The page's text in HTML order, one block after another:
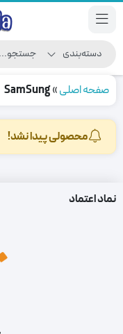
صفحه اصلی»
SamSung
محصولی پیدا نشد!
نماد اعتماد